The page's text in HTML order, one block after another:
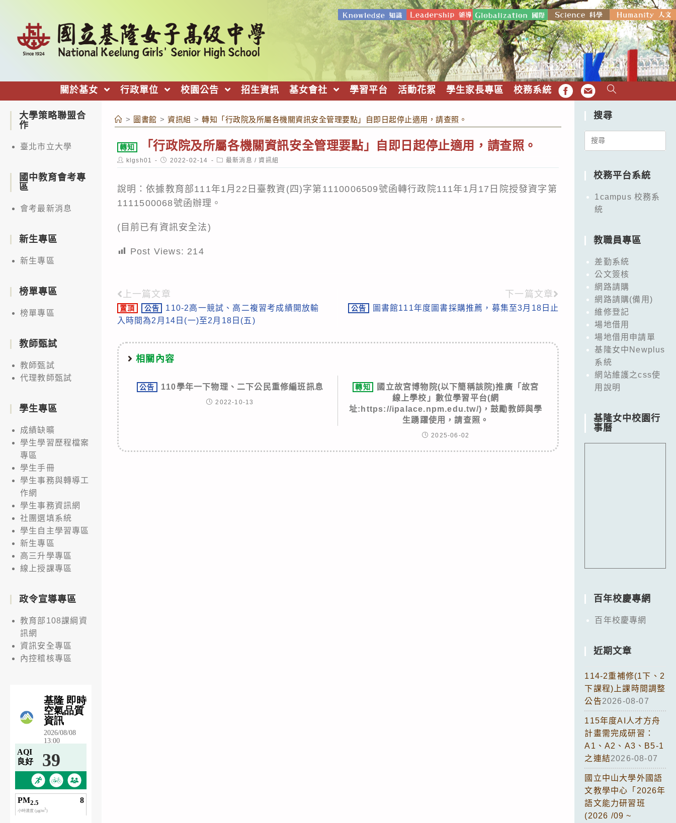
關於基女 行政單位 校園公告 招生資訊 基女會社 學習平台 活動花絮 學生家長專區 校務系統 FB EMAIL
> 圖書館 > 資訊組 > 轉知「行政院及所屬各機關資訊安全管理要點」自即日起停止適用，請查照。
轉知 「行政院及所屬各機關資訊安全管理要點」自即日起停止適用，請查照。
Post
author:
klgsh01
Post
published:
2022-02-14
Post
category:
最新消息 / 資訊組
說明：依據教育部111年1月22日臺教資(四)字第1110006509號函轉行政院111年1月17日院授發資字第
1111500068號函辦理。
(目前已有資訊安全法)
Post Views: 214
Read
more
上一篇文章
置頂 公告
110-2高一競試、高二複習考成績開放輸
入時間為2月14日(一)至2月18日(五)
下一篇文章
公告 圖書館111年度圖書採購推薦，募集至3月18日止
相關內容
公告 110學年一下物理、二下公民重修編班訊息
2022-10-13
轉知
國立故宮博物院(以下簡稱該院)推廣「故宮
線上學校」數位學習平台(網
址:https://ipalace.npm.edu.tw/)，鼓勵教師與學
生踴躍使用，請查照。
2025-06-02
大學策略聯盟合
作
臺北市立大學
國中教育會考專
區
會考最新消息
新生專區
新生專區
榜單專區
榜單專區
教師甄試
教師甄試
代理教師甄試
學生專區
成績缺曠
學生學習歷程檔案
專區
學生手冊
學生事務與轉導工
作網
學生事務資訊網
社團選填系統
學生自主學習專區
新生專區
高三升學專區
線上授課專區
政令宣導專區
教育部108課綱資
訊網
資訊安全專區
內控稽核專區
搜尋
Search
校務平台系統
1campus 校務系
統
教職員專區
差勤系統
公文簽核
網路請購
網路請購(備用)
維修登記
場地借用
場地借用申請單
基隆女中Newplus
系統
網站維護之css使
用說明
基隆女中校園行
事曆
百年校慶專網
百年校慶專網
近期文章
114-2重補修(1下、2
下課程)上課時間調整
公告2026-08-07
115年度AI人才方舟
計畫需完成研習：
A1、A2、A3、B5-1
之連結2026-08-07
國立中山大學外國語
文教學中心「2026年
語文能力研習班
(2026 /09 ~